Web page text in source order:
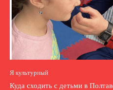
Я культурный
Куда сходить с детьми в